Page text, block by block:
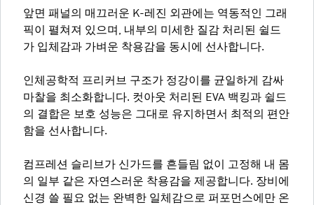
앞면 패널의 매끄러운 K-레진 외관에는 역동적인 그래
픽이 펼쳐져 있으며, 내부의 미세한 질감 처리된 쉴드
가 입체감과 가벼운 착용감을 동시에 선사합니다.
인체공학적 프리커브 구조가 정강이를 균일하게 감싸
마찰을 최소화합니다. 컷아웃 처리된 EVA 백킹과 쉴드
의 결합은 보호 성능은 그대로 유지하면서 최적의 편안
함을 선사합니다.
컴프레션 슬리브가 신가드를 흔들림 없이 고정해 내 몸
의 일부 같은 자연스러운 착용감을 제공합니다. 장비에
신경 쓸 필요 없는 완벽한 일체감으로 퍼포먼스에만 온